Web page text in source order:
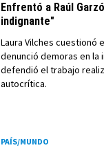
Enfrentó a Raúl
indignante"
Laura Vilches cuestionó
denunció demoras en la
defendió el trabajo
autocrítica.
PAÍS/MUNDO